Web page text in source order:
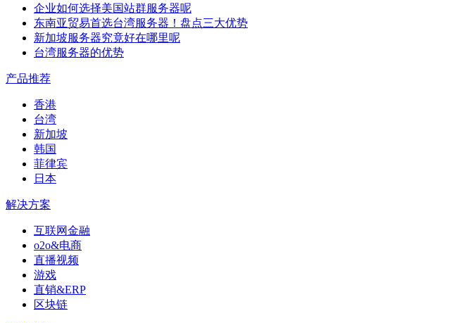
企业如何选择美国站群服务器呢
东南亚贸易首选台湾服务器！盘点三大优势
新加坡服务器究竟好在哪里呢
台湾服务器的优势
产品推荐
香港
台湾
新加坡
韩国
菲律宾
日本
解决方案
互联网金融
o2o&电商
直播视频
游戏
直销&ERP
区块链